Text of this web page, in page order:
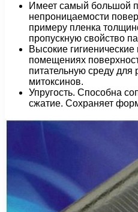
Имеет самый большой
непроницаемости
примеру пленка
пропускную свойство
Высокие
помещениях
питательную среду
митоксинов.
Упругость. Способна
сжатие. Сохраняет